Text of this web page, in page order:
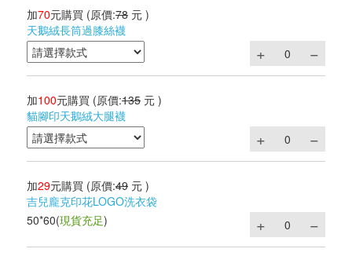
加70元購買 (原價:78 元 )
天鵝絨長筒過膝絲襪
加100元購買 (原價:135 元 )
貓腳印天鵝絨大腿襪
加29元購買 (原價:49 元 )
吉兒龐克印花LOGO洗衣袋
50*60(現貨充足)